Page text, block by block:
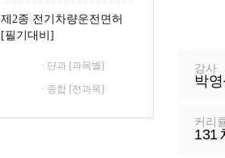
강사
박
커리
131
제2종 전기차량운전면허
[필기대비]
· 단과 [과목별]
· 종합 [전과목]